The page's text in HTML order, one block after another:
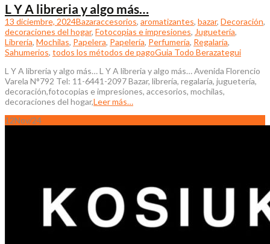
L Y A libreria y algo más…
13 diciembre, 2024Bazaraccesorios, aromatizantes, bazar, Decoración,
decoraciones del hogar, Fotocopias e impresiones, Juguetería,
Librería, Mochilas, Papelera, Papelería, Perfumería, Regalaría,
Sahumerios, todos los métodos de pagoGuia Todo Berazategui
L Y A libreria y algo más… L Y A libreria y algo más… Avenida Florencio
Varela N°792 Tel: 11-6441-2097 Bazar, librería, regalaría, juguetería,
decoración,fotocopias e impresiones, accesorios, mochilas,
decoraciones del hogar,Leer más…
12Nov/24